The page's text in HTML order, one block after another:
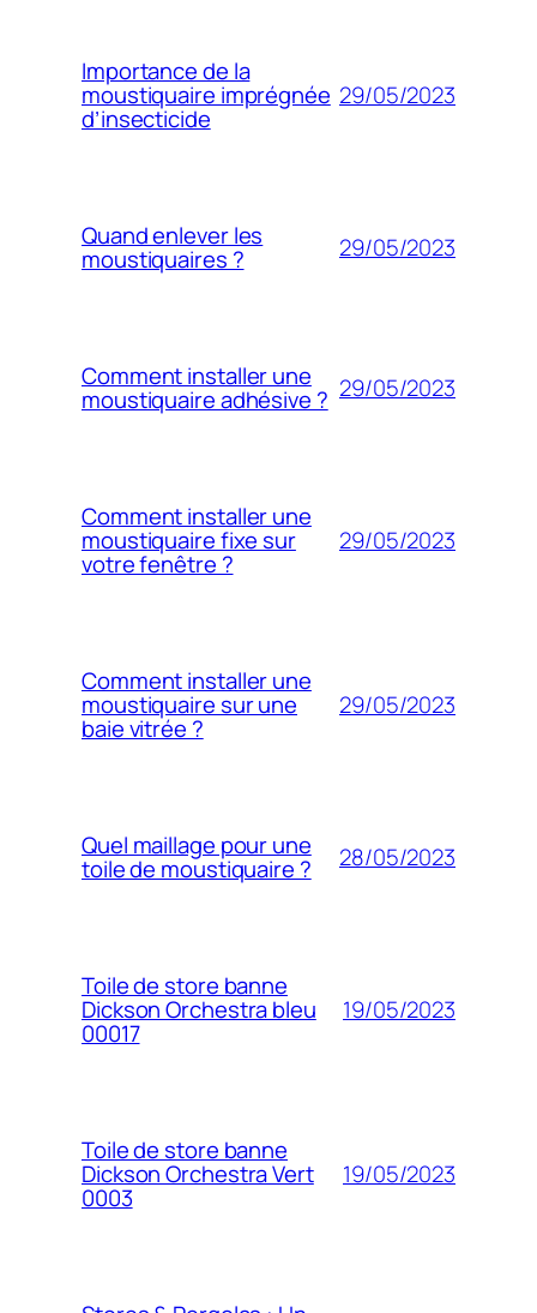
Importance de la
moustiquaire imprégnée
d’insecticide
29/05/2023
Quand enlever les
moustiquaires ? 29/05/2023
Comment installer une
moustiquaire adhésive ? 29/05/2023
Comment installer une
moustiquaire fixe sur
votre fenêtre ?
29/05/2023
Comment installer une
moustiquaire sur une
baie vitrée ?
29/05/2023
Quel maillage pour une
toile de moustiquaire ? 28/05/2023
Toile de store banne
Dickson Orchestra bleu
00017
19/05/2023
Toile de store banne
Dickson Orchestra Vert
0003
19/05/2023